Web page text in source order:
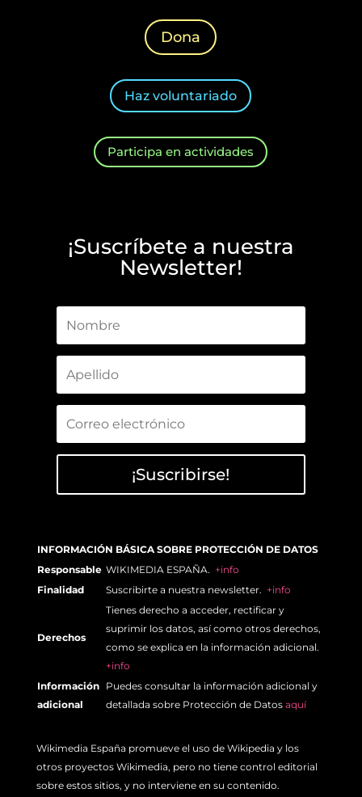
Dona
Haz voluntariado
Participa en actividades
¡Suscríbete a nuestra
Newsletter!
¡Suscribirse!
INFORMACIÓN BÁSICA SOBRE PROTECCIÓN DE DATOS
Responsable WIKIMEDIA ESPAÑA. +info
Finalidad
Suscribirte a nuestra newsletter. +info
Derechos
Tienes derecho a acceder, rectificar y
suprimir los datos, así como otros derechos,
como se explica en la información adicional.
+info
Información
adicional
Puedes consultar la información adicional y
detallada sobre Protección de Datos aquí
Wikimedia España promueve el uso de Wikipedia y los
otros proyectos Wikimedia, pero no tiene control editorial
sobre estos sitios, y no interviene en su contenido.